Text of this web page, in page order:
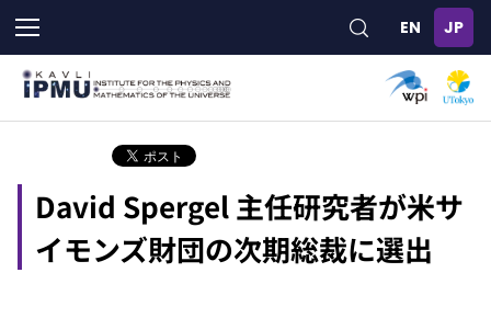
メ
イ
ン
David Spergel 主任研究者が米サ
イモンズ財団の次期総裁に選出